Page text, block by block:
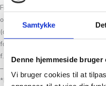
Samtykke
Denne hjemmeside bruger
Vi bruger cookies til at
Find din personlige overvidde ved
overkroppens største mål). Se
(dette er blusens færdige mål).
forskellen mellem dit personlige
f.eks. 94 cm, vil en str. M give dig
– 94 cm = 10 cm).
*Længden er målt midt bag, ekskl.